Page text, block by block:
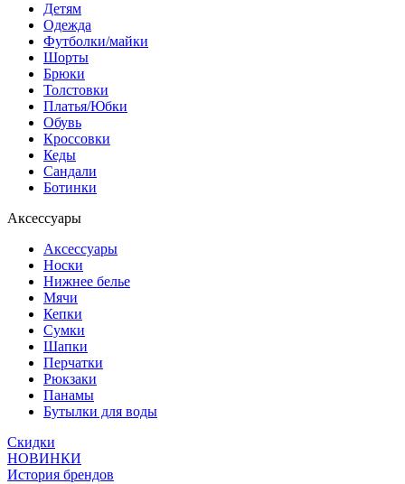
Детям
Одежда
Футболки/майки
Шорты
Брюки
Толстовки
Платья/Юбки
Обувь
Кроссовки
Кеды
Сандали
Ботинки
Аксессуары
Аксессуары
Носки
Нижнее белье
Мячи
Кепки
Сумки
Шапки
Перчатки
Рюкзаки
Панамы
Бутылки для воды
Скидки
НОВИНКИ
История брендов